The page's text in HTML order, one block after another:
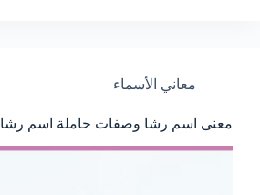
معاني الأسماء
معنى اسم رشا وصفات حاملة اسم رشا